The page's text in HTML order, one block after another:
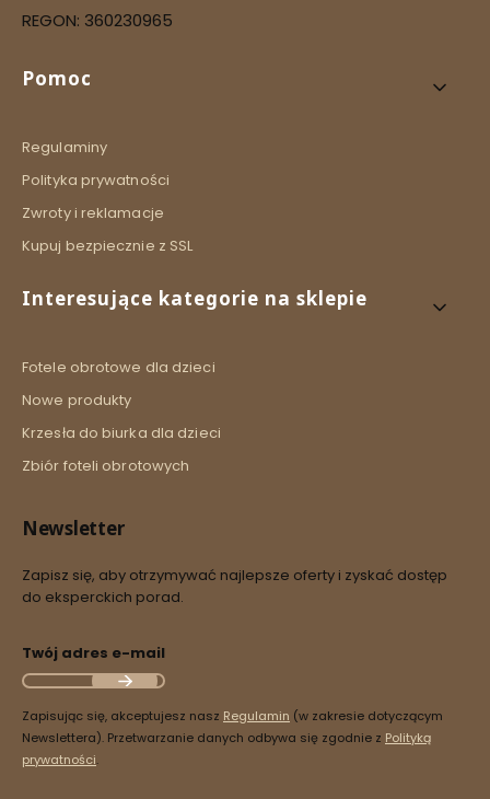
REGON: 360230965
Linki w stopce
Pomoc
Regulaminy
Polityka prywatności
Zwroty i reklamacje
Kupuj bezpiecznie z SSL
Interesujące kategorie na sklepie
Fotele obrotowe dla dzieci
Nowe produkty
Krzesła do biurka dla dzieci
Zbiór foteli obrotowych
Newsletter
Zapisz się, aby otrzymywać najlepsze oferty i zyskać dostęp
do eksperckich porad.
Twój adres e-mail
Zapisując się, akceptujesz nasz Regulamin (w zakresie dotyczącym
Newslettera). Przetwarzanie danych odbywa się zgodnie z Polityką
prywatności.